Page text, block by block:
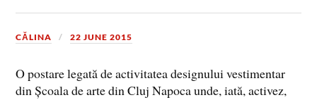
CĂLINA 22 JUNE 2015
O postare legată de activitatea designului vestimentar
din Școala de arte din Cluj Napoca unde, iată, activez,